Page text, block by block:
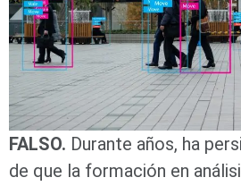
FALSO. Durante años, ha
de que la formación en